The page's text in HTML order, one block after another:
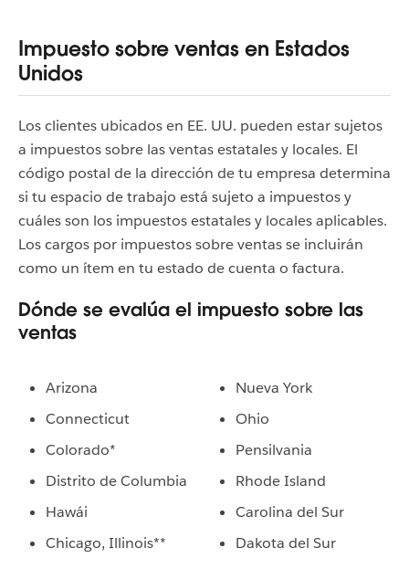
Impuesto sobre ventas en Estados
Unidos
Los clientes ubicados en EE. UU. pueden estar sujetos
a impuestos sobre las ventas estatales y locales. El
código postal de la dirección de tu empresa determina
si tu espacio de trabajo está sujeto a impuestos y
cuáles son los impuestos estatales y locales aplicables.
Los cargos por impuestos sobre ventas se incluirán
como un ítem en tu estado de cuenta o factura.
Dónde se evalúa el impuesto sobre las
ventas
Arizona
Connecticut
Colorado*
Distrito de Columbia
Hawái
Chicago, Illinois**
Nueva York
Ohio
Pensilvania
Rhode Island
Carolina del Sur
Dakota del Sur